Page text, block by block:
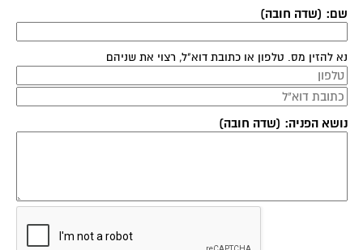
שם: (שדה חובה)
נא להזין מס. טלפון או כתובת דוא"ל, רצוי את שניהם
נושא הפניה: (שדה חובה)